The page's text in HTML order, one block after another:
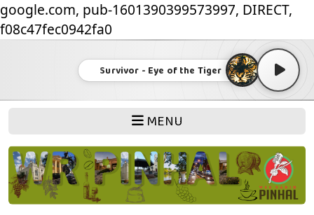
google.com, pub-1601390399573997, DIRECT,
f08c47fec0942fa0
Survivor - Eye of the Tiger
MENU